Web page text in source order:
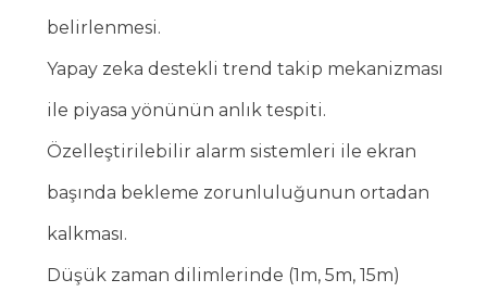
belirlenmesi.
Yapay zeka destekli trend takip mekanizması
ile piyasa yönünün anlık tespiti.
Özelleştirilebilir alarm sistemleri ile ekran
başında bekleme zorunluluğunun ortadan
kalkması.
Düşük zaman dilimlerinde (1m, 5m, 15m)